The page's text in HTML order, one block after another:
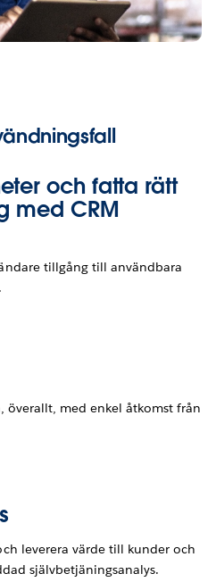
och fatta rätt
med CRM
tillgång till användbara
överallt, med enkel åtkomst från
leverera värde till kunder och
självbetjäningsanalys.